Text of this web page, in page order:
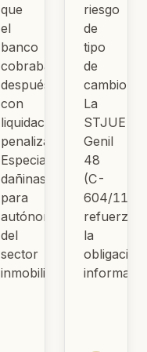
que
el
banco
cobraba
después
con
liquidaciones
penalizadoras.
Especialmente
dañinas
para
autónomos
del
sector
inmobiliario.
riesgo
de
tipo
de
cambio.
La
STJUE
Genil
48
(C-
604/11)
refuerza
la
obligación